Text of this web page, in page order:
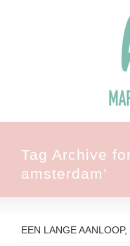
Tag Archive
amsterdam’
EEN LANGE